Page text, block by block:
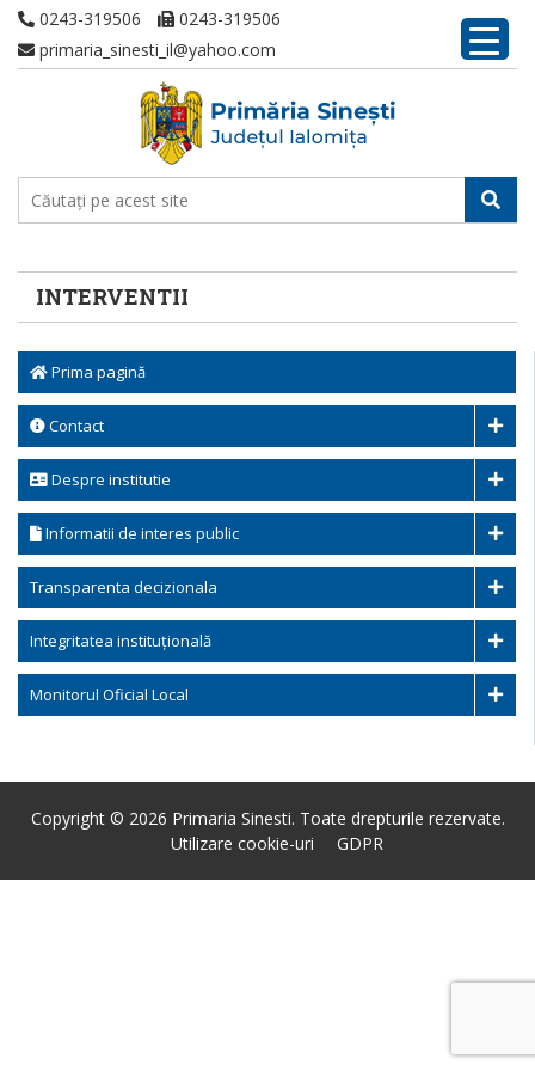
0243-319506
0243-319506
primaria_sinesti_il@yahoo.com
INTERVENTII
Prima pagină
Contact
Despre institutie
Informatii de interes public
Transparenta decizionala
Integritatea instituțională
Monitorul Oficial Local
Copyright © 2026 Primaria Sinesti. Toate drepturile rezervate.
Utilizare cookie-uri
GDPR